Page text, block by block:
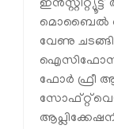
മൊബൈൽ
വേണു
ഫോർ